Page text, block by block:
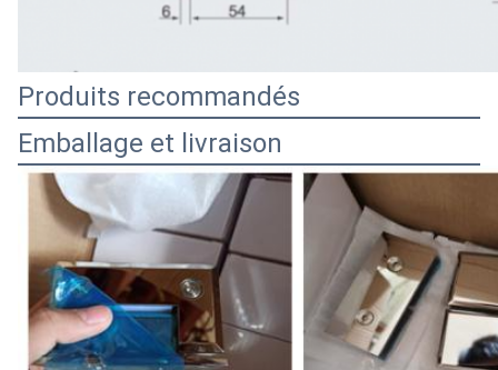
Produits recommandés
Emballage et livraison